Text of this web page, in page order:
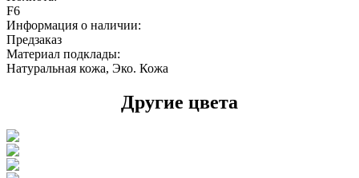
F6
Информация о наличии:
Предзаказ
Материал подклады:
Натуральная кожа, Эко. Кожа
Другие цвета